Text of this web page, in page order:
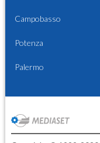
Campobasso
Potenza
Palermo